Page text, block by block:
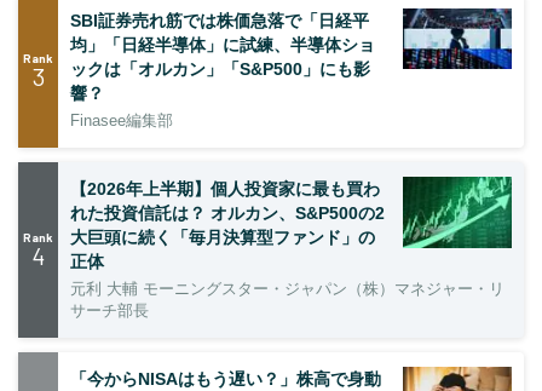
Rank
3
SBI証券売れ筋では株価急落で「日経平
均」「日経半導体」に試練、半導体ショ
ックは「オルカン」「S&P500」にも影
響？
Finasee編集部
Rank
4
【2026年上半期】個人投資家に最も買わ
れた投資信託は？ オルカン、S&P500の2
大巨頭に続く「毎月決算型ファンド」の
正体
元利 大輔 モーニングスター・ジャパン（株）マネジャー・リ
サーチ部長
「今からNISAはもう遅い？」株高で身動